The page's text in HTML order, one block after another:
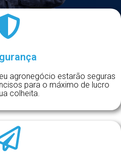
agronegócio estarão seguras
para o máximo de lucro
colheita.